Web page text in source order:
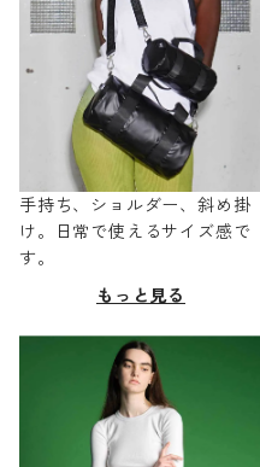
手持ち、ショルダー、斜め掛
け。日常で使えるサイズ感で
す。
もっと見る